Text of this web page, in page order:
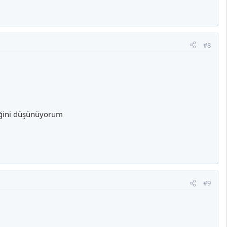
#8
düşünüyorum
#9